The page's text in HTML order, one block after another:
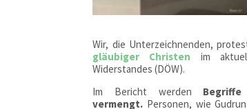
Wir, die Unterzeichnenden,
gläubiger Christen im
Widerstandes (DÖW).
Im Bericht werden
vermengt. Personen, wie